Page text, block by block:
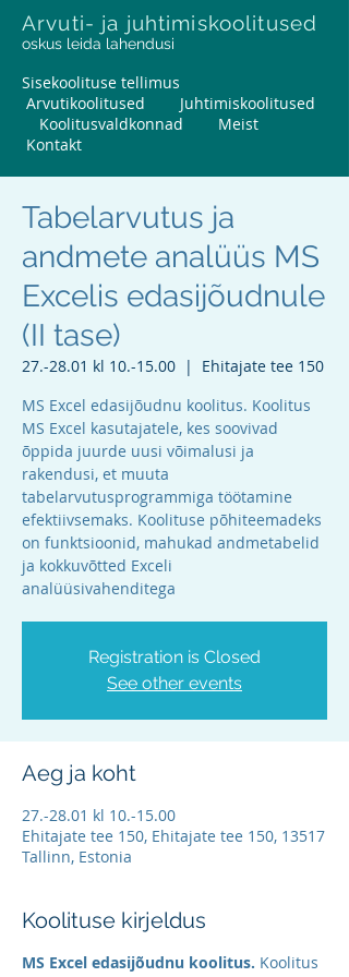
Arvuti- ja juhtimiskoolitused
oskus leida lahendusi
Sisekoolituse tellimus
Arvutikoolitused
Juhtimiskoolitused
Koolitusvaldkonnad
Meist
Kontakt
Tabelarvutus ja
andmete analüüs MS
Excelis edasijõudnule
(II tase)
27.-28.01 kl 10.-15.00
  |
Ehitajate tee 150
MS Excel edasijõudnu koolitus. Koolitus
MS Excel kasutajatele, kes soovivad
õppida juurde uusi võimalusi ja
rakendusi, et muuta
tabelarvutusprogrammiga töötamine
efektiivsemaks. Koolituse põhiteemadeks
on funktsioonid, mahukad andmetabelid
ja kokkuvõtted Exceli
analüüsivahenditega
Registration is Closed
See other events
Aeg ja koht
27.-28.01 kl 10.-15.00
Ehitajate tee 150, Ehitajate tee 150, 13517
Tallinn, Estonia
Koolituse kirjeldus
MS Excel edasijõudnu koolitus. Koolitus